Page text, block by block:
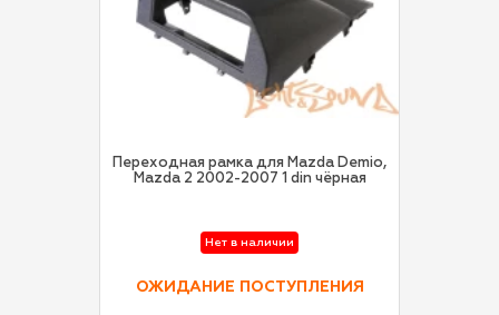
Переходная рамка для Mazda Demio,
Mazda 2 2002-2007 1 din чёрная
Нет в наличии
ОЖИДАНИЕ ПОСТУПЛЕНИЯ